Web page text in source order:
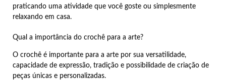
praticando uma atividade que você goste ou simplesmente
relaxando em casa.
Qual a importância do crochê para a arte?
O crochê é importante para a arte por sua versatilidade,
capacidade de expressão, tradição e possibilidade de criação de
peças únicas e personalizadas.